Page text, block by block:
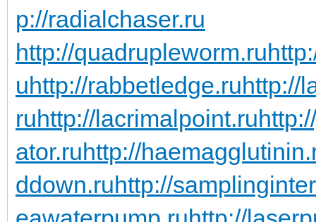
p://radialchaser.ru
http://quadrupleworm.ru
uhttp://rabbetledge.ruhttp://
ruhttp://lacrimalpoint.ru
ator.ruhttp://
ddown.ruhttp://